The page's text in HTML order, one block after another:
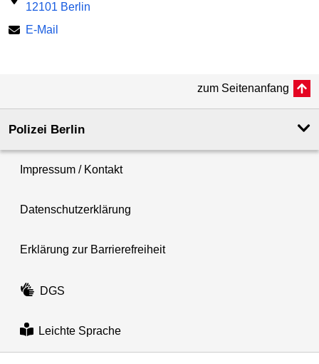
12101 Berlin
E-Mail
zum Seitenanfang
Polizei Berlin
Impressum / Kontakt
Datenschutzerklärung
Erklärung zur Barrierefreiheit
DGS
Leichte Sprache